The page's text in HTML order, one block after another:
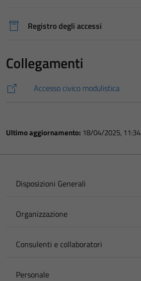
Registro degli accessi
Collegamenti
Accesso civico modulistica
Ultimo aggiornamento: 18/04/2025, 11:34
Disposizioni Generali
Organizzazione
Consulenti e collaboratori
Personale